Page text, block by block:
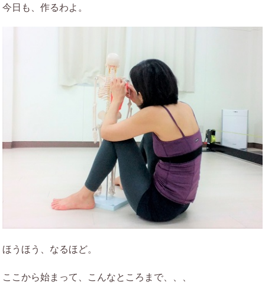
今日も、作るわよ。
ほうほう、なるほど。
ここから始まって、こんなところまで、、、